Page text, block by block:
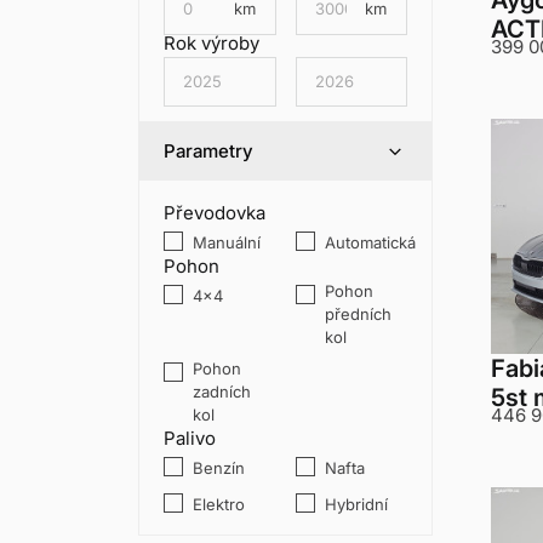
km km
Rok výroby
Parametry
Převodovka
Manuální Automatická
Pohon
4x4
Pohon
předních
kol
Pohon
zadních
kol
Palivo
Benzín
Nafta
Elektro
Hybridní
399
5st
446